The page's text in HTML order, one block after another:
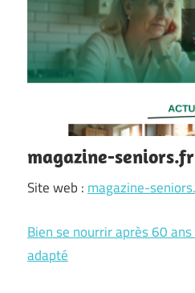
magazine-seniors.fr
Site web : magazine-
Bien se nourrir après 60
adapté